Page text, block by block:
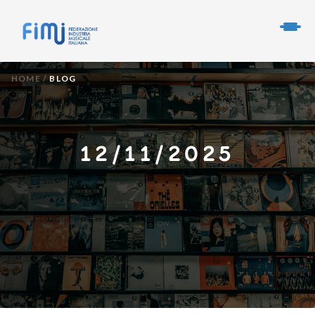
HOME/BLOG
12/11/2025
INTELLIGENZA ARTIFICIALE